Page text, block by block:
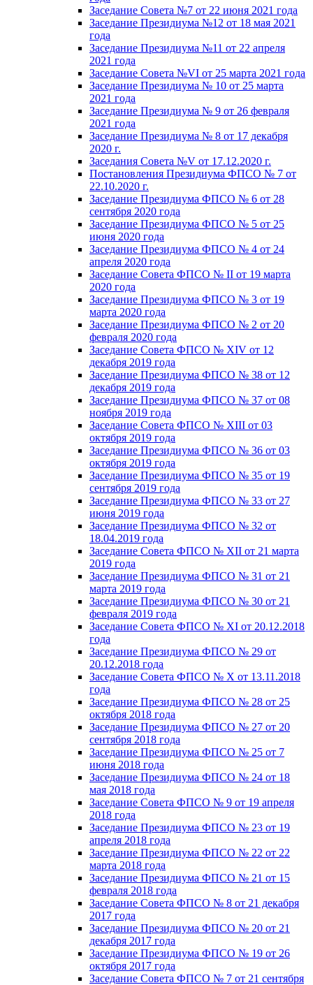
Заседание Совета №7 от 22 июня 2021 года
Заседание Президиума №12 от 18 мая 2021
года
Заседание Президиума №11 от 22 апреля
2021 года
Заседание Совета №VI от 25 марта 2021 года
Заседание Президиума № 10 от 25 марта
2021 года
Заседание Президиума № 9 от 26 февраля
2021 года
Заседание Президиума № 8 от 17 декабря
2020 г.
Заседания Совета №V от 17.12.2020 г.
Постановления Президиума ФПСО № 7 от
22.10.2020 г.
Заседание Президиума ФПСО № 6 от 28
сентября 2020 года
Заседание Президиума ФПСО № 5 от 25
июня 2020 года
Заседание Президиума ФПСО № 4 от 24
апреля 2020 года
Заседание Совета ФПСО № II от 19 марта
2020 года
Заседание Президиума ФПСО № 3 от 19
марта 2020 года
Заседание Президиума ФПСО № 2 от 20
февраля 2020 года
Заседание Совета ФПСО № XIV от 12
декабря 2019 года
Заседание Президиума ФПСО № 38 от 12
декабря 2019 года
Заседание Президиума ФПСО № 37 от 08
ноября 2019 года
Заседание Совета ФПСО № XIII от 03
октября 2019 года
Заседание Президиума ФПСО № 36 от 03
октября 2019 года
Заседание Президиума ФПСО № 35 от 19
сентября 2019 года
Заседание Президиума ФПСО № 33 от 27
июня 2019 года
Заседание Президиума ФПСО № 32 от
18.04.2019 года
Заседание Совета ФПСО № XII от 21 марта
2019 года
Заседание Президиума ФПСО № 31 от 21
марта 2019 года
Заседание Президиума ФПСО № 30 от 21
февраля 2019 года
Заседание Совета ФПСО № XI от 20.12.2018
года
Заседание Президиума ФПСО № 29 от
20.12.2018 года
Заседание Совета ФПСО № X от 13.11.2018
года
Заседание Президиума ФПСО № 28 от 25
октября 2018 года
Заседание Президиума ФПСО № 27 от 20
сентября 2018 года
Заседание Президиума ФПСО № 25 от 7
июня 2018 года
Заседание Президиума ФПСО № 24 от 18
мая 2018 года
Заседание Совета ФПСО № 9 от 19 апреля
2018 года
Заседание Президиума ФПСО № 23 от 19
апреля 2018 года
Заседание Президиума ФПСО № 22 от 22
марта 2018 года
Заседание Президиума ФПСО № 21 от 15
февраля 2018 года
Заседание Совета ФПСО № 8 от 21 декабря
2017 года
Заседание Президиума ФПСО № 20 от 21
декабря 2017 года
Заседание Президиума ФПСО № 19 от 26
октября 2017 года
Заседание Совета ФПСО № 7 от 21 сентября